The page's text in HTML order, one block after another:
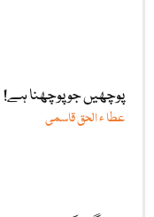
پوچھیں جو پوچھنا ہے!
عطا ء الحق قاسمی